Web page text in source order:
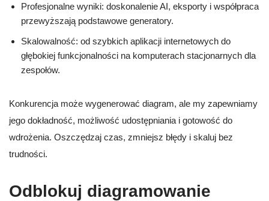
Profesjonalne wyniki: doskonalenie AI, eksporty i współpraca
przewyższają podstawowe generatory.
Skalowalność: od szybkich aplikacji internetowych do
głębokiej funkcjonalności na komputerach stacjonarnych dla
zespołów.
Konkurencja może wygenerować diagram, ale my zapewniamy
jego dokładność, możliwość udostępniania i gotowość do
wdrożenia. Oszczędzaj czas, zmniejsz błędy i skaluj bez
trudności.
Odblokuj diagramowanie